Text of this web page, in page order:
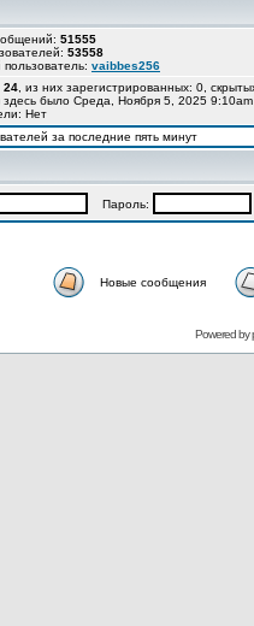
51555
53558
vaibbes256
24 , из них зарегистрированных: 0,
здесь было Среда, Ноября 5, 2025 9:10am
Нет
за последние пять минут
Пароль:
Новые сообщения
Powered by